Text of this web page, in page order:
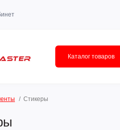
Каталог товаров
Стикеры